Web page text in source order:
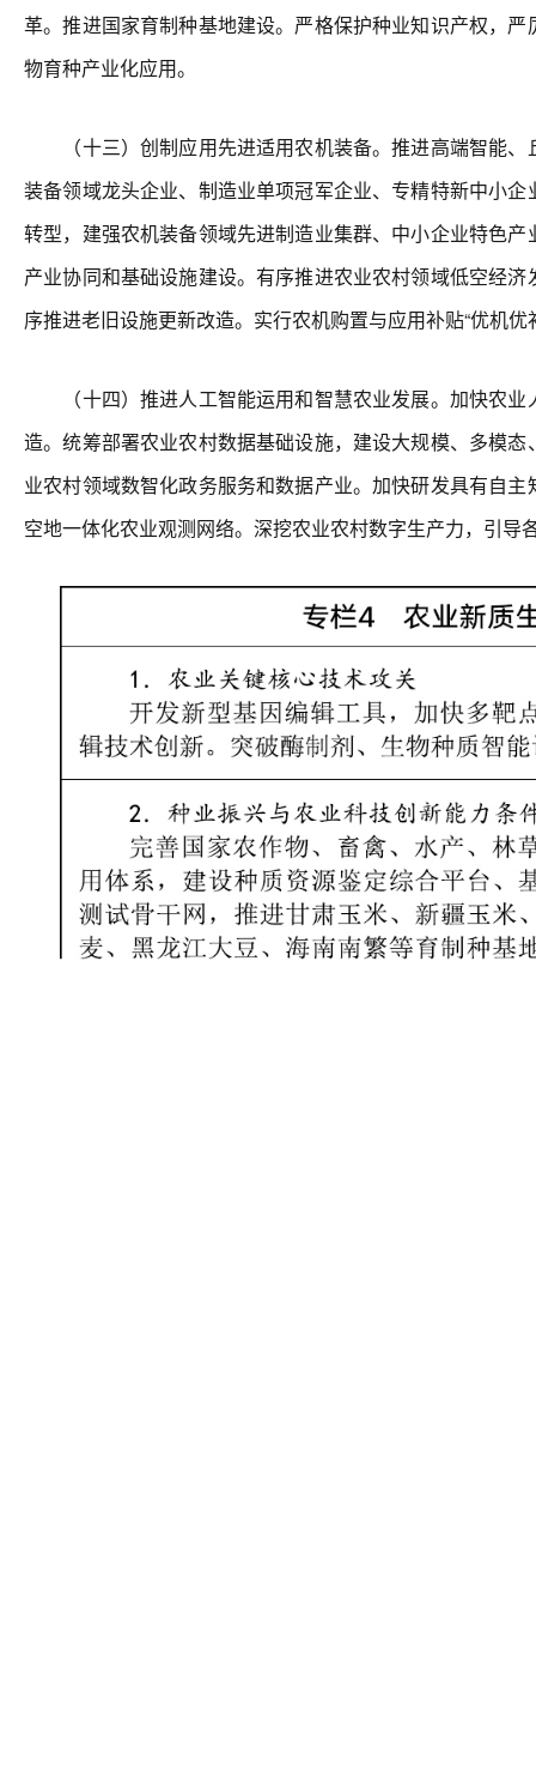
革。推进国家育制种基地建设。严格保护种业知识产权，
物育种产业化应用。
（十三）创制应用先进适用农机装备。推进高端智能、
装备领域龙头企业、制造业单项冠军企业、专精特新中小
转型，建强农机装备领域先进制造业集群、中小企业特色
产业协同和基础设施建设。有序推进农业农村领域低空经
序推进老旧设施更新改造。实行农机购置与应用补贴“优机优
（十四）推进人工智能运用和智慧农业发展。加快农业
造。统筹部署农业农村数据基础设施，建设大规模、多模
业农村领域数智化政务服务和数据产业。加快研发具有自
空地一体化农业观测网络。深挖农业农村数字生产力，引导